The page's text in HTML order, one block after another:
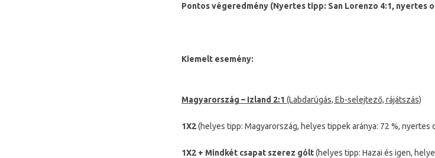
Pontos végeredmény (Nyertes tipp: San Lorenzo 4:1, nyertes
Kiemelt esemény:
Magyarország – Izland 2:1 (Labdarúgás, Eb-selejtező, rájátszás)
1X2(helyes tipp: Magyarország, helyes tippek aránya: 72 %, nyertes
1X2 + Mindkét csapat szerez gólt(helyes tipp: Hazai és igen,